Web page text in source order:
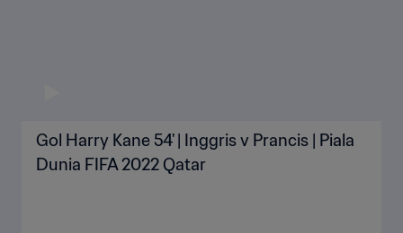
Gol Harry Kane 54' | Inggris v Prancis | Piala
Dunia FIFA 2022 Qatar